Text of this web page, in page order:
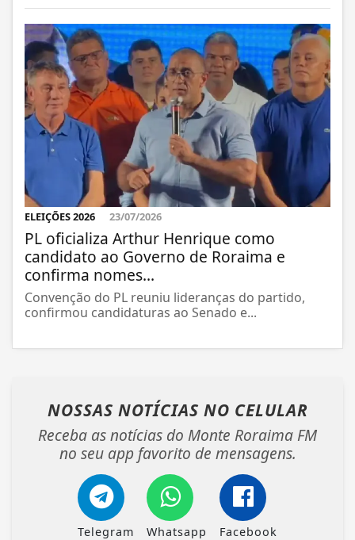
ELEIÇÕES 2026 23/07/2026
PL oficializa Arthur Henrique como
candidato ao Governo de Roraima e
confirma nomes...
Convenção do PL reuniu lideranças do partido,
confirmou candidaturas ao Senado e...
NOSSAS NOTÍCIAS NO CELULAR
Receba as notícias do Monte Roraima FM
no seu app favorito de mensagens.
Telegram Whatsapp Facebook